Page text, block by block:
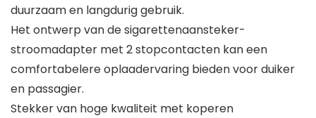
duurzaam en langdurig gebruik.
Het ontwerp van de sigarettenaansteker-
stroomadapter met 2 stopcontacten kan een
comfortabelere oplaadervaring bieden voor duiker
en passagier.
Stekker van hoge kwaliteit met koperen